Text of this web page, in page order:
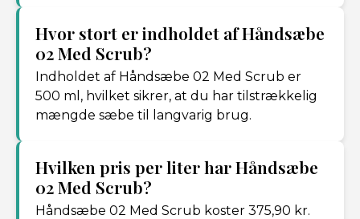
Hvor stort er indholdet af Håndsæbe
02 Med Scrub?
Indholdet af Håndsæbe 02 Med Scrub er
500 ml, hvilket sikrer, at du har tilstrækkelig
mængde sæbe til langvarig brug.
Hvilken pris per liter har Håndsæbe
02 Med Scrub?
Håndsæbe 02 Med Scrub koster 375,90 kr.